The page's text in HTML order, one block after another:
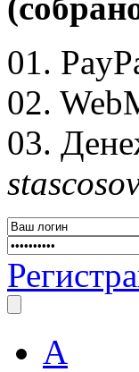
01.
02.
03.
А